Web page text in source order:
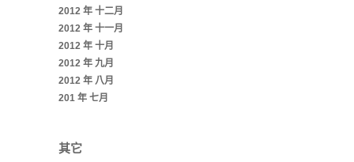
2012 年 十二月
2012 年 十一月
2012 年 十月
2012 年 九月
2012 年 八月
201 年 七月
其它